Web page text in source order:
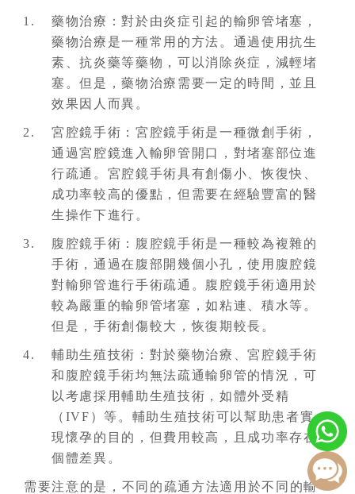
藥物治療：對於由炎症引起的輸卵管堵塞，
藥物治療是一種常用的方法。通過使用抗生
素、抗炎藥等藥物，可以消除炎症，減輕堵
塞。但是，藥物治療需要一定的時間，並且
效果因人而異。
宮腔鏡手術：宮腔鏡手術是一種微創手術，
通過宮腔鏡進入輸卵管開口，對堵塞部位進
行疏通。宮腔鏡手術具有創傷小、恢復快、
成功率較高的優點，但需要在經驗豐富的醫
生操作下進行。
腹腔鏡手術：腹腔鏡手術是一種較為複雜的
手術，通過在腹部開幾個小孔，使用腹腔鏡
對輸卵管進行手術疏通。腹腔鏡手術適用於
較為嚴重的輸卵管堵塞，如粘連、積水等。
但是，手術創傷較大，恢復期較長。
輔助生殖技術：對於藥物治療、宮腔鏡手術
和腹腔鏡手術均無法疏通輸卵管的情況，可
以考慮採用輔助生殖技術，如體外受精
（IVF）等。輔助生殖技術可以幫助患者實
現懷孕的目的，但費用較高，且成功率存在
個體差異。
需要注意的是，不同的疏通方法適用於不同的輸